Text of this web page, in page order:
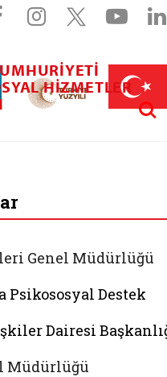
Facebook
Instagram
X
açılır)
(yeni sekmede açılır)
Darülaceze bağış sayfası (yeni
HIZMETLER
Genel Müdürlüğü
Destek
Dairesi
Müdürlüğü